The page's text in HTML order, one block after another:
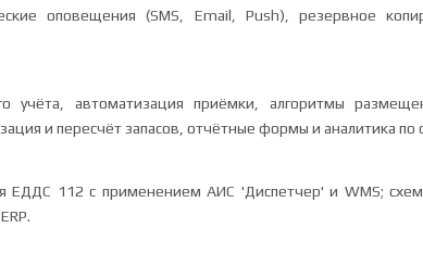
оповещения (SMS, Email, Push), резервное
учёта, автоматизация приёмки, алгоритмы
и пересчёт запасов, отчётные формы и аналитика по
ЕДДС 112 с применением АИС 'Диспетчер' и WMS;